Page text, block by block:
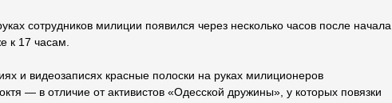
сотрудников милиции появился через несколько часов после начала
к 17 часам.
и видеозаписях красные полоски на руках милиционеров
— в отличие от активистов «Одесской дружины», у которых повязки